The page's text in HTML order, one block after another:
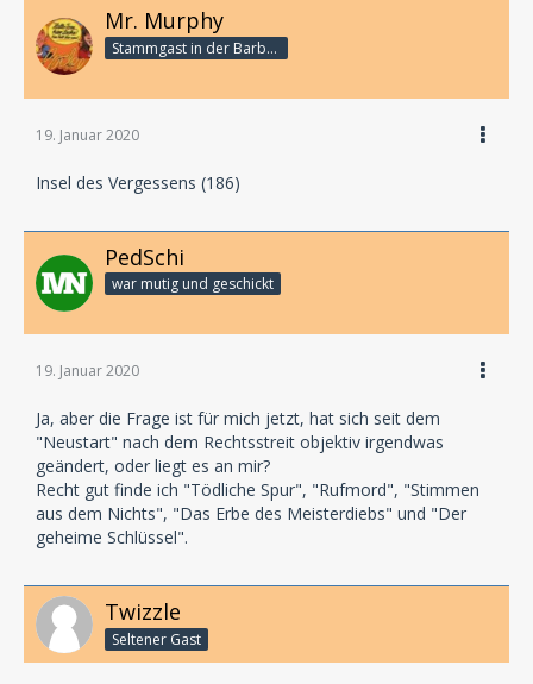
Mr. Murphy
Stammgast in der Barbarabar
19. Januar 2020
Insel des Vergessens (186)
PedSchi
war mutig und geschickt
19. Januar 2020
Ja, aber die Frage ist für mich jetzt, hat sich seit dem
"Neustart" nach dem Rechtsstreit objektiv irgendwas
geändert, oder liegt es an mir?
Recht gut finde ich "Tödliche Spur", "Rufmord", "Stimmen
aus dem Nichts", "Das Erbe des Meisterdiebs" und "Der
geheime Schlüssel".
Twizzle
Seltener Gast